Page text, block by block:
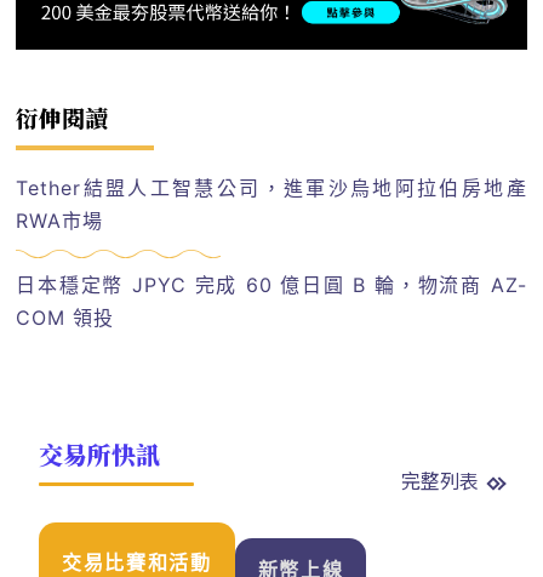
衍伸閱讀
Tether結盟人工智慧公司，進軍沙烏地阿拉伯房地產
RWA市場
日本穩定幣 JPYC 完成 60 億日圓 B 輪，物流商 AZ-
COM 領投
交易所快訊
完整列表
交易比賽和活動 新幣上線